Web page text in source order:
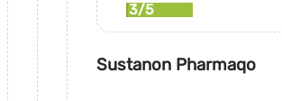
3/5
Sustanon Pharmaqo